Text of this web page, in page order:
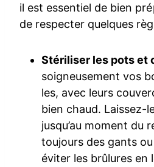
il est essentiel de bien
de respecter quelques
Stériliser les pots et
soigneusement vos
les, avec leurs
bien chaud. Laissez-
jusqu’au moment du
toujours des gants
éviter les brûlures en